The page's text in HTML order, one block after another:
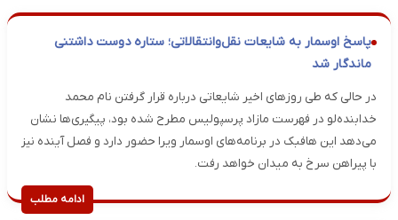
پاسخ اوسمار به شایعات نقل‌وانتقالاتی؛ ستاره دوست داشتنی
ماندگار شد
در حالی که طی روزهای اخیر شایعاتی درباره قرار گرفتن نام محمد
خدابنده‌لو در فهرست مازاد پرسپولیس مطرح شده بود، پیگیری‌ها نشان
می‌دهد این هافبک در برنامه‌های اوسمار ویرا حضور دارد و فصل آینده نیز
با پیراهن سرخ به میدان خواهد رفت.
ادامه مطلب